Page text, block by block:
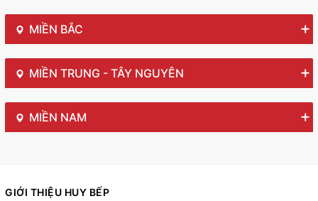
MIỀN BẮC
MIỀN TRUNG - TÂY NGUYÊN
MIỀN NAM
GIỚI THIỆU HUY BẾP